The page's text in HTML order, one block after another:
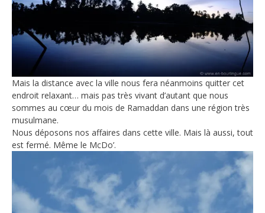
Mais la distance avec la ville nous fera néanmoins quitter cet
endroit relaxant… mais pas très vivant d’autant que nous
sommes au cœur du mois de Ramaddan dans une région très
musulmane.
Nous déposons nos affaires dans cette ville. Mais là aussi, tout
est fermé. Même le McDo’.